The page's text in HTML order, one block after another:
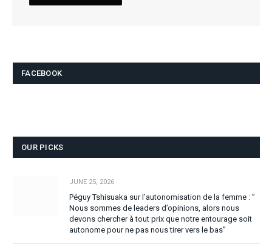
FACEBOOK
OUR PICKS
JUNE 25, 2026
Péguy Tshisuaka sur l’autonomisation de la femme : ”
Nous sommes de leaders d’opinions, alors nous
devons chercher à tout prix que notre entourage soit
autonome pour ne pas nous tirer vers le bas”